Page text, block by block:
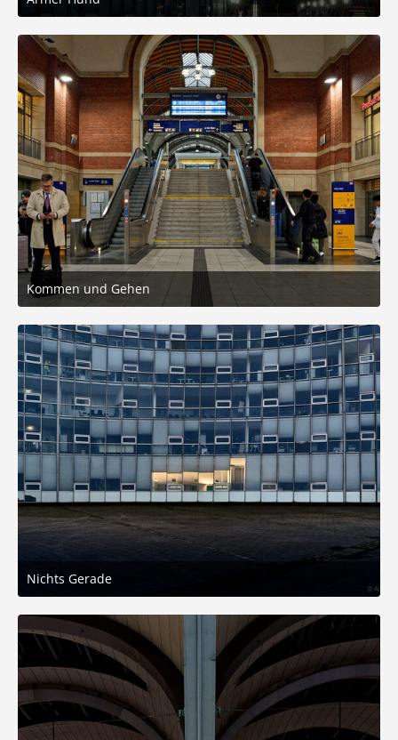
9. November 2025 um 15:02
6
Kommen und Gehen
9. November 2025 um 14:49
6
Nichts Gerade
9. November 2025 um 14:49
4